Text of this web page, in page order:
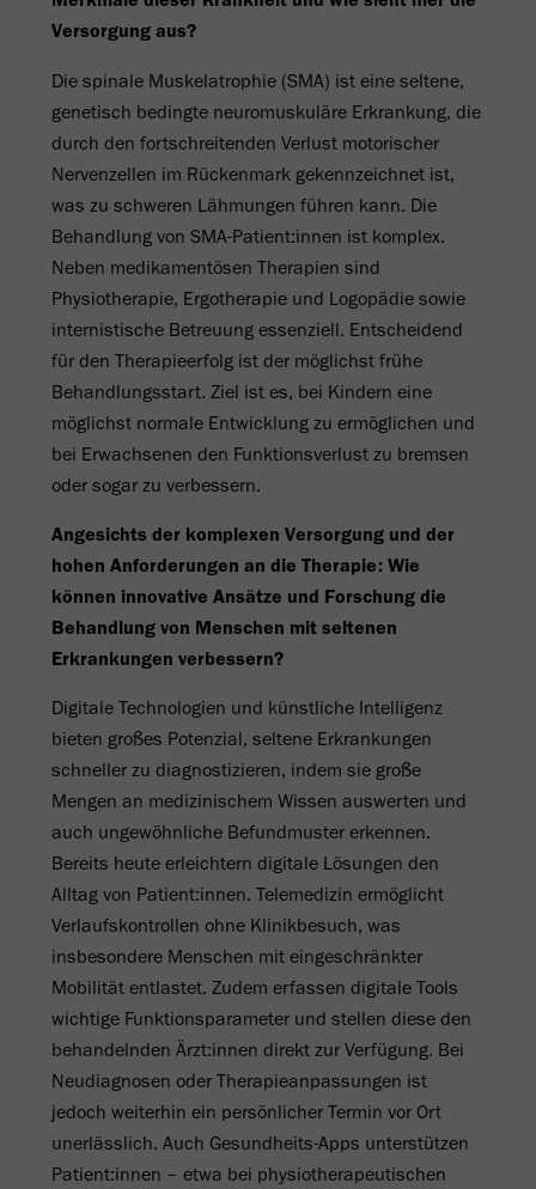
Versorgung aus?
Die spinale Muskelatrophie (SMA) ist eine seltene,
genetisch bedingte neuromuskuläre Erkrankung, die
durch den fortschreitenden Verlust motorischer
Nervenzellen im Rückenmark gekennzeichnet ist,
was zu schweren Lähmungen führen kann. Die
Behandlung von SMA-Patient:innen ist komplex.
Neben medikamentösen Therapien sind
Physiotherapie, Ergotherapie und Logopädie sowie
internistische Betreuung essenziell. Entscheidend
für den Therapieerfolg ist der möglichst frühe
Behandlungsstart. Ziel ist es, bei Kindern eine
möglichst normale Entwicklung zu ermöglichen und
bei Erwachsenen den Funktionsverlust zu bremsen
oder sogar zu verbessern.
Angesichts der komplexen Versorgung und der
hohen Anforderungen an die Therapie: Wie
können innovative Ansätze und Forschung die
Behandlung von Menschen mit seltenen
Erkrankungen verbessern?
Digitale Technologien und künstliche Intelligenz
bieten großes Potenzial, seltene Erkrankungen
schneller zu diagnostizieren, indem sie große
Mengen an medizinischem Wissen auswerten und
auch ungewöhnliche Befundmuster erkennen.
Bereits heute erleichtern digitale Lösungen den
Alltag von Patient:innen. Telemedizin ermöglicht
Verlaufskontrollen ohne Klinikbesuch, was
insbesondere Menschen mit eingeschränkter
Mobilität entlastet. Zudem erfassen digitale Tools
wichtige Funktionsparameter und stellen diese den
behandelnden Ärzt:innen direkt zur Verfügung. Bei
Neudiagnosen oder Therapieanpassungen ist
jedoch weiterhin ein persönlicher Termin vor Ort
unerlässlich. Auch Gesundheits-Apps unterstützen
Patient:innen – etwa bei physiotherapeutischen